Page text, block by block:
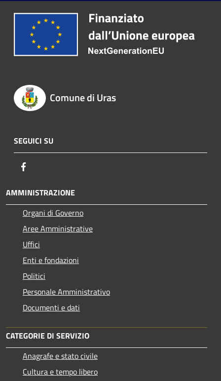
Comune di Uras
SEGUICI SU
AMMINISTRAZIONE
Organi di Governo
Aree Amministrative
Uffici
Enti e fondazioni
Politici
Personale Amministrativo
Documenti e dati
CATEGORIE DI SERVIZIO
Anagrafe e stato civile
Cultura e tempo libero